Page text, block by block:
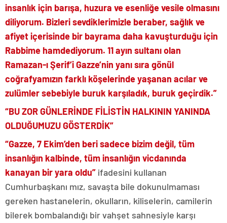
insanlık için barışa, huzura ve esenliğe vesile olmasını
diliyorum. Bizleri sevdiklerimizle beraber, sağlık ve
afiyet içerisinde bir bayrama daha kavuşturduğu için
Rabbime hamdediyorum. 11 ayın sultanı olan
Ramazan-ı Şerif’i Gazze’nin yanı sıra gönül
coğrafyamızın farklı köşelerinde yaşanan acılar ve
zulümler sebebiyle buruk karşıladık, buruk geçirdik.”
“BU ZOR GÜNLERİNDE FİLİSTİN HALKININ YANINDA
OLDUĞUMUZU GÖSTERDİK”
“Gazze, 7 Ekim’den beri sadece bizim değil, tüm
insanlığın kalbinde, tüm insanlığın vicdanında
kanayan bir yara oldu” ifadesini kullanan
Cumhurbaşkanı mız, savaşta bile dokunulmaması
gereken hastanelerin, okulların, kiliselerin, camilerin
bilerek bombalandığı bir vahşet sahnesiyle karşı